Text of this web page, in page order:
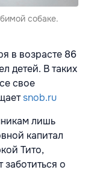
собаке.
в возрасте 86
детей. В таких
свое
snob.ru
лишь
капитал
Тито,
о